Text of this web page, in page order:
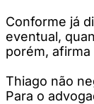
Conforme já
eventual,
porém,
Thiago não
Para o